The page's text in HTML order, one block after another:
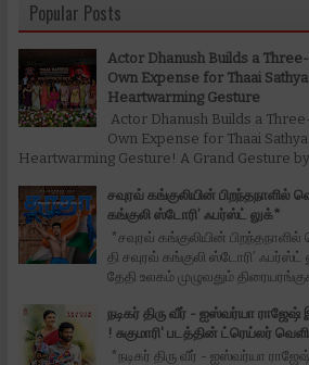
Popular Posts
Actor Dhanush Builds a
Own Expense for Thaai
Heartwarming Gesture
Actor Dhanush Builds a
Own Expense for Thaai
Heartwarming Gesture! A Grand Gesture
சவுரவ் கங்குலியின் பிறந்தநாளில்
கங்குலி ஸ்டோரி’ ஃபர்ஸ்ட் லுக்*
*சவுரவ் கங்குலியின்
தி சவுரவ் கங்குலி ஸ்டோரி’
தேதி உலகம் முழுவதும்
நடிகர் திரு வீர் - ஐஸ்வர்யா ராஜேஷ்
! சுகுமாரி' படத்தின் ட்ரெய்லர்
*நடிகர் திரு வீர் - ஐஸ்வர்யா